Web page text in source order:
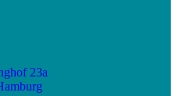
23a